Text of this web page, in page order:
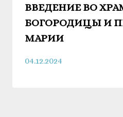
ВВЕДЕНИЕ ВО
БОГОРОДИЦЫ И
МАРИИ
04.12.2024